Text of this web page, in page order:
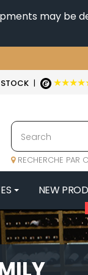
may be
|
RECHERCHE PAR
4
47N3E -
NEW